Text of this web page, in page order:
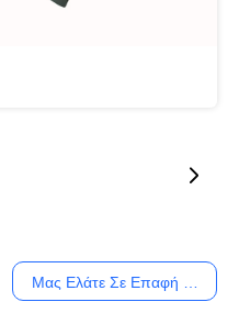
Μας Ελάτε Σε Επαφή Με